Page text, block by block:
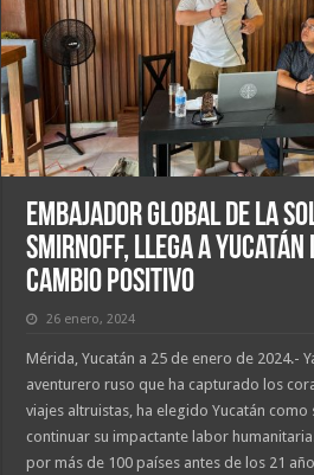
Embajador Global de la
Smirnoff, Llega a
Cambio Positivo
26 enero, 2024
Mérida, Yucatán a 25 de enero de 2024.-
aventurero ruso que ha capturado los
viajes altruistas, ha elegido Yucatán
continuar su impactante labor
por más de 100 países antes de los 21